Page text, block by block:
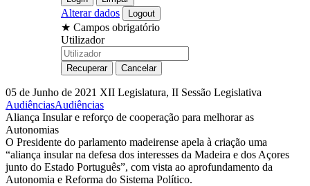
Alterar dados
★ Campos obrigatório
Utilizador
05 de Junho de 2021 XII Legislatura, II Sessão Legislativa
AudiênciasAudiências
Aliança Insular e reforço de cooperação para melhorar as
Autonomias
O Presidente do parlamento madeirense apela à criação uma
“aliança insular na defesa dos interesses da Madeira e dos Açores
junto do Estado Português”, com vista ao aprofundamento da
Autonomia e Reforma do Sistema Político.